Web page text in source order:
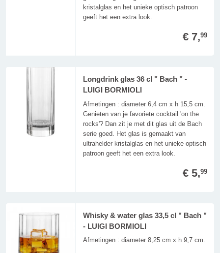
kristalglas en het unieke optisch patroon
geeft het een extra look.
€ 7,99
Longdrink glas 36 cl " Bach " -
LUIGI BORMIOLI
Afmetingen : diameter 6,4 cm x h 15,5 cm.
Genieten van je favoriete cocktail 'on the
rocks'? Dan zit je met dit glas uit de Bach
serie goed. Het glas is gemaakt van
ultrahelder kristalglas en het unieke optisch
patroon geeft het een extra look.
€ 5,99
Whisky & water glas 33,5 cl " Bach "
- LUIGI BORMIOLI
Afmetingen : diameter 8,25 cm x h 9,7 cm.